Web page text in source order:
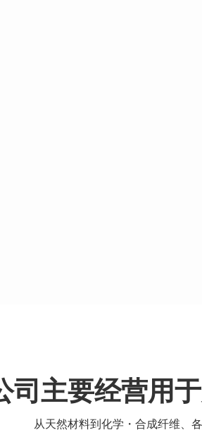
司主要经营用
从天然材料到化学・合成纤维、